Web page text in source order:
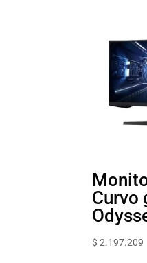
Curvo
$ 2.197.209